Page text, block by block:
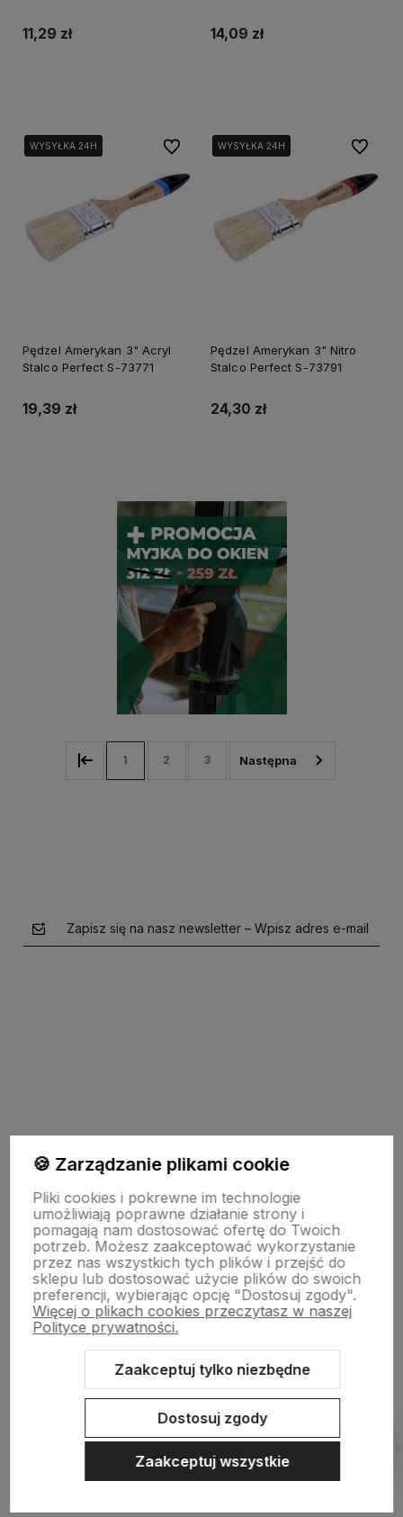
11,29 zł 14,09 zł
WYSYŁKA 24H
WYSYŁKA 24H
Pędzel Amerykan 3" Acryl
Stalco Perfect S-73771
19,39 zł
Do ulubionychWYSYŁKA 24H
WYSYŁKA 24H
Pędzel Amerykan 3" Nitro
Stalco Perfect S-73791
24,30 zł
Do
1 2 3
Zapisz się na nasz newsletter – Wpisz adres e-mail
Moje konto
Informacje
O nas
Sklep internetowy Shoper.pl Szablon Shoper Modern 3.0™
GrowCommerce
🍪 Zarządzanie plikami cookie
Pliki cookies i pokrewne im technologie
umożliwiają poprawne działanie strony i
pomagają nam dostosować ofertę do Twoich
potrzeb. Możesz zaakceptować wykorzystanie
przez nas wszystkich tych plików i przejść do
sklepu lub dostosować użycie plików do swoich
preferencji, wybierając opcję "Dostosuj zgody".
Więcej o plikach cookies przeczytasz w naszej
Polityce prywatności.
Zaakceptuj tylko niezbędne
Dostosuj zgody
Zaakceptuj wszystkie